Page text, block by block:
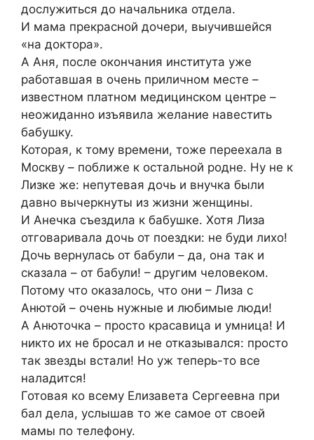
дослужиться до начальника отдела.
И мама прекрасной дочери, выучившейся
«на доктора».
А Аня, после окончания института уже
работавшая в очень приличном месте –
известном платном медицинском центре –
неожиданно изъявила желание навестить
бабушку.
Которая, к тому времени, тоже переехала в
Москву – поближе к остальной родне. Ну не к
Лизке же: непутевая дочь и внучка были
давно вычеркнуты из жизни женщины.
И Анечка съездила к бабушке. Хотя Лиза
отговаривала дочь от поездки: не буди лихо!
Дочь вернулась от бабули – да, она так и
сказала – от бабули! – другим человеком.
Потому что оказалось, что они – Лиза с
Анютой – очень нужные и любимые люди!
А Анюточка – просто красавица и умница! И
никто их не бросал и не отказывался: просто
так звезды встали! Но уж теперь-то все
наладится!
Готовая ко всему Елизавета Сергеевна при
бал дела, услышав то же самое от своей
мамы по телефону.